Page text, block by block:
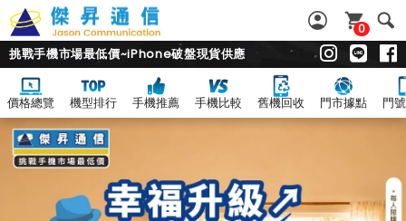
0
挑戰手機市場最低價~iPhone破盤現貨供應
價格總覽 機型排行 手機推薦 手機比較 舊機回收 門市據點 門